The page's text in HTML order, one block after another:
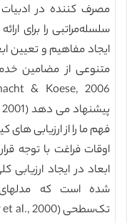
مصرف کننده در
سلسله‌مراتبی را برای
ایجاد مفاهیم و تعیین
فهم ما را از ارزیابی
اوقات فراغت با توجه
ابعاد در ایجاد
شده است که مدلهای